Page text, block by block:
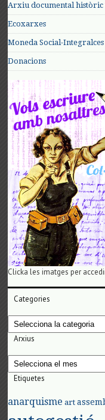
Arxiu documental històric
Ecoxarxes
Moneda Social-Integralces
Donacions
Clicka les imatges per
Categories
Categories
Arxius
Arxius
Etiquetes
anarquisme art